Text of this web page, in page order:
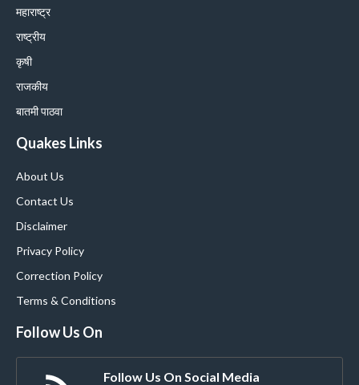
महाराष्ट्र
राष्ट्रीय
कृषी
राजकीय
बातमी पाठवा
Quakes Links
About Us
Contact Us
Disclaimer
Privacy Policy
Correction Policy
Terms & Conditions
Follow Us On
Follow Us On Social Media